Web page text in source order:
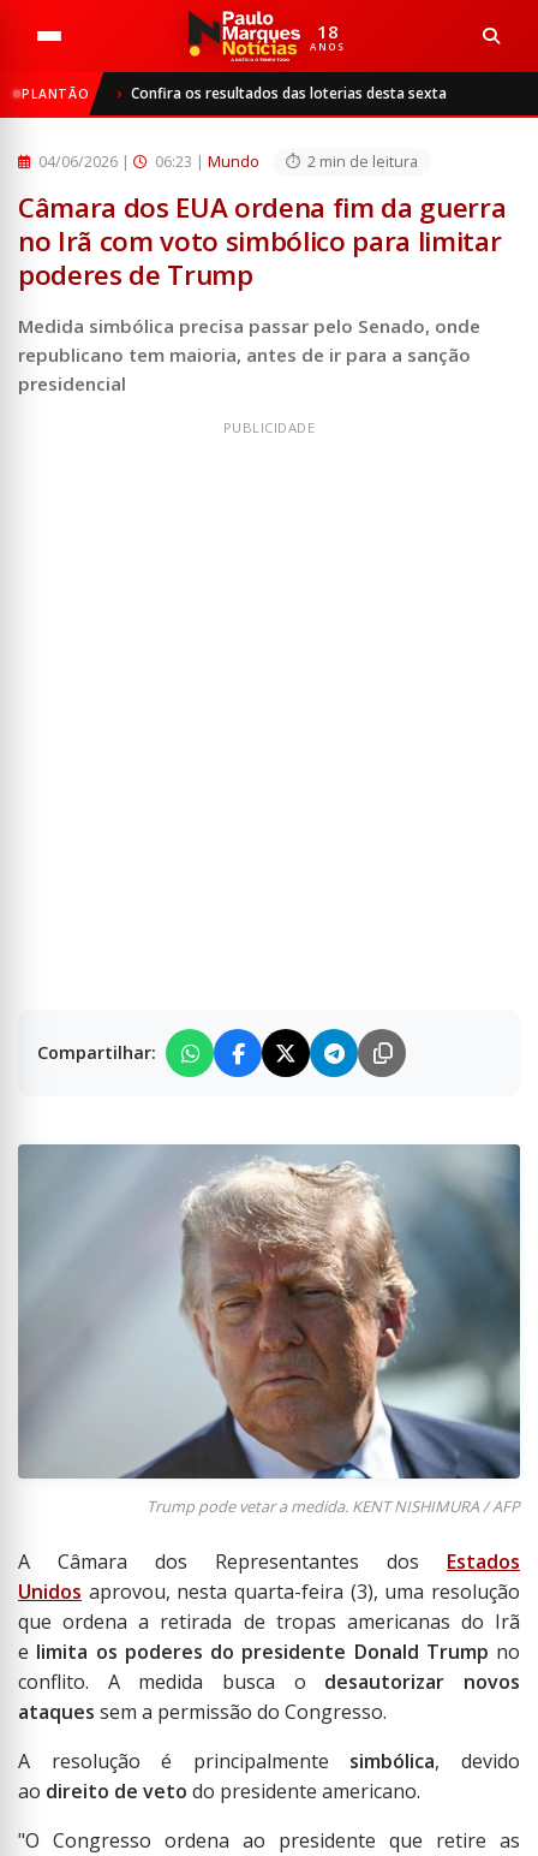
18
ANOS
PLANTÃO Confira os resultados das loterias desta sexta
Mundo
Câmara dos EUA ordena fim da guerra no Irã com voto simbó...
04/06/2026 | 06:23 | Mundo 2 min de leitura
Câmara dos EUA ordena fim da guerra
no Irã com voto simbólico para limitar
poderes de Trump
Medida simbólica precisa passar pelo Senado, onde
republicano tem maioria, antes de ir para a sanção
presidencial
Compartilhar:
Trump pode vetar a medida. KENT NISHIMURA / AFP
A Câmara dos Representantes dos Estados
Unidos aprovou, nesta quarta-feira (3), uma resolução
que ordena a retirada de tropas americanas do Irã
e limita os poderes do presidente Donald Trump no
conflito. A medida busca o desautorizar novos
ataques sem a permissão do Congresso.
A resolução é principalmente simbólica, devido
ao direito de veto do presidente americano.
"O Congresso ordena ao presidente que retire as